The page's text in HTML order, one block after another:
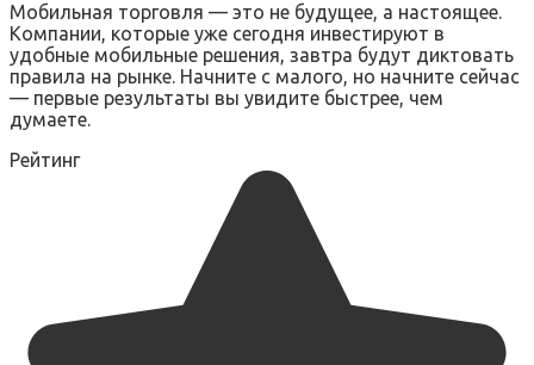
Мобильная торговля — это не будущее, а настоящее.
Компании, которые уже сегодня инвестируют в
удобные мобильные решения, завтра будут диктовать
правила на рынке. Начните с малого, но начните сейчас
— первые результаты вы увидите быстрее, чем
думаете.
Рейтинг